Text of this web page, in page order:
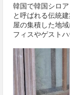
韓国で韓国シロ
と呼ばれる伝統
屋の集積した地
フィスやゲスト